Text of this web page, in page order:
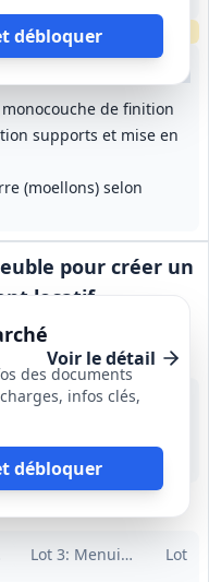
débloquer
de finition
supports et mise en
(moellons) selon
Échantillons
des documents
infos clés,
débloquer
pour créer un
locatif
Voir le détail
- couverture
Lot 3: MenuiseriesLot
de 30 jours)
Visiteoptionnelle